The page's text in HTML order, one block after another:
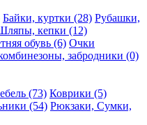
Байки, куртки (28) Рубашки,
кепки (12)
обувь (6) Очки
забродники (0)
(73) Коврики (5)
(54) Рюкзаки, Сумки,